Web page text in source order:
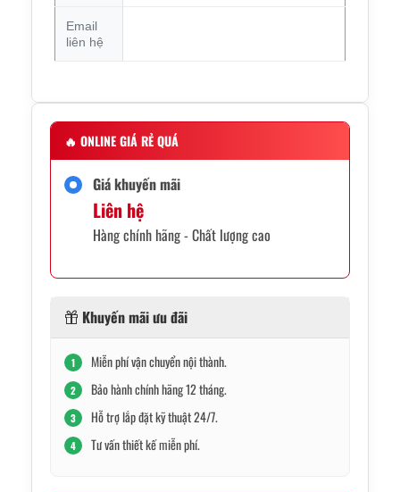
Email
liên hệ
🔥 ONLINE GIÁ RẺ QUÁ
Giá khuyến mãi
Liên hệ
Hàng chính hãng - Chất lượng cao
Khuyến mãi ưu đãi
1 Miễn phí vận chuyển nội thành.
2 Bảo hành chính hãng 12 tháng.
3 Hỗ trợ lắp đặt kỹ thuật 24/7.
4 Tư vấn thiết kế miễn phí.